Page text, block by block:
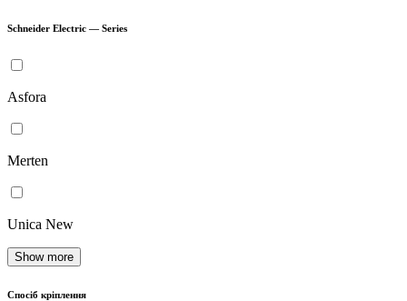
Schneider Electric — Series
Asfora
Merten
Unica New
Show more
Спосіб кріплення